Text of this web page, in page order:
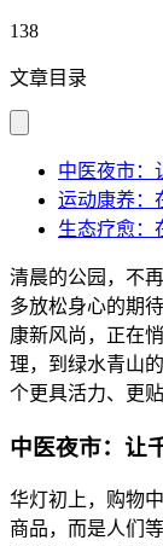
138
文章目录
中医夜市：
运动康养：
生态疗愈：
清晨的公园，不
多放松身心的期
康新风尚，正在
理，到绿水青山
个更具活力、更
中医夜市：让
华灯初上，购物
商品，而是人们